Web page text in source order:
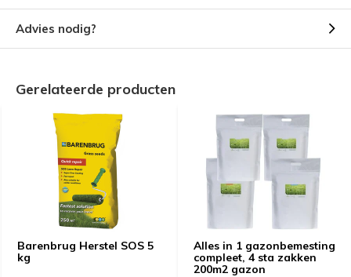
Advies nodig?
Gerelateerde producten
Barenbrug Herstel SOS 5
kg
Alles in 1 gazonbemesting
compleet, 4 sta zakken
200m2 gazon